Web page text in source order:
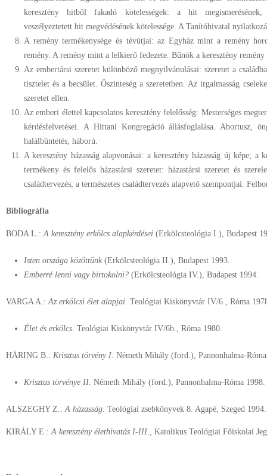
keresztény hitből fakadó kötelességek: a hit megismerésének,
veszélyeztetett hit megvédésének kötelessége. A Tanítóhivatal
A remény termékenysége és tévútjai: az Egyház mint a remény
remény. A remény mint a lelkierő fedezete. Bűnök a keresztény remény
Az embertársi szeretet különböző megnyilvánulásai: szeretet a
tisztelet és a becsület. Őszinteség a szeretetben. Az irgalmasság
szeretet ellen.
Az emberi élettel kapcsolatos keresztény felelősség: Mesterséges
kérdésfelvetései. A Hittani Kongregáció állásfoglalása. Abortusz,
halálbüntetés, háború.
A keresztény házasság alapvonásai: a keresztény házasság új képe; a
termékeny és felelős házastársi szeretet: házastársi szeretet és
családtervezés; a természetes családtervezés alapvető szempontjai.
Bibliográfia
BODA L.:A keresztény erkölcs alapkérdései (Erkölcsteológia I.), Budapest
Isten országa közöttünk (Erkölcsteológia II.), Budapest 1993.
Emberré lenni vagy birtokolni? (Erkölcsteológia IV.), Budapest 1994.
VARGA A.:Az erkölcsi élet alapjai. Teológiai Kiskönyvtár IV/6., Róma
Élet és erkölcs. Teológiai Kiskönyvtár IV/6b., Róma 1980.
HÄRING B.: Krisztus törvény I. Németh Mihály (ford.), Pannonhalma-
Krisztus törvénye II. Németh Mihály (ford.), Pannonhalma-Róma 1998.
ALSZEGHY Z.:A házasság. Teológiai zsebkönyvek 8. Agapé, Szeged 1994.
KIRÁLY E.:A keresztény élethivatás I-III., Katolikus Teológiai Főiskolai